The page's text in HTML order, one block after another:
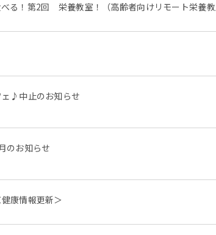
る！第2回 栄養教室！（高齢者向けリモート栄養
ェ♪中止のお知らせ
のお知らせ
康情報更新＞